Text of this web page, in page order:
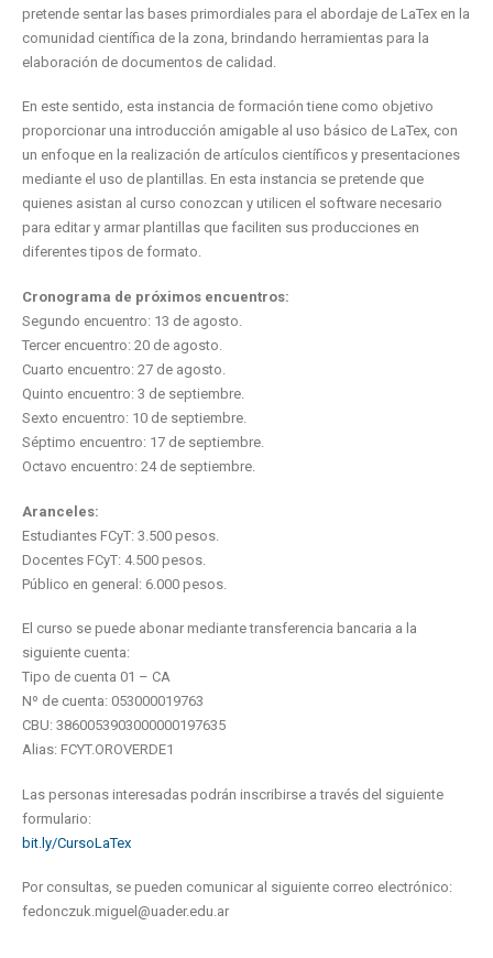
pretende sentar las bases primordiales para el abordaje de LaTex en la
comunidad científica de la zona, brindando herramientas para la
elaboración de documentos de calidad.
En este sentido, esta instancia de formación tiene como objetivo
proporcionar una introducción amigable al uso básico de LaTex, con
un enfoque en la realización de artículos científicos y presentaciones
mediante el uso de plantillas. En esta instancia se pretende que
quienes asistan al curso conozcan y utilicen el software necesario
para editar y armar plantillas que faciliten sus producciones en
diferentes tipos de formato.
Cronograma de próximos encuentros:
Segundo encuentro: 13 de agosto.
Tercer encuentro: 20 de agosto.
Cuarto encuentro: 27 de agosto.
Quinto encuentro: 3 de septiembre.
Sexto encuentro: 10 de septiembre.
Séptimo encuentro: 17 de septiembre.
Octavo encuentro: 24 de septiembre.
Aranceles:
Estudiantes FCyT: 3.500 pesos.
Docentes FCyT: 4.500 pesos.
Público en general: 6.000 pesos.
El curso se puede abonar mediante transferencia bancaria a la
siguiente cuenta:
Tipo de cuenta 01 – CA
Nº de cuenta: 053000019763
CBU: 3860053903000000197635
Alias: FCYT.OROVERDE1
Las personas interesadas podrán inscribirse a través del siguiente
formulario:
bit.ly/CursoLaTex
Por consultas, se pueden comunicar al siguiente correo electrónico:
fedonczuk.miguel@uader.edu.ar